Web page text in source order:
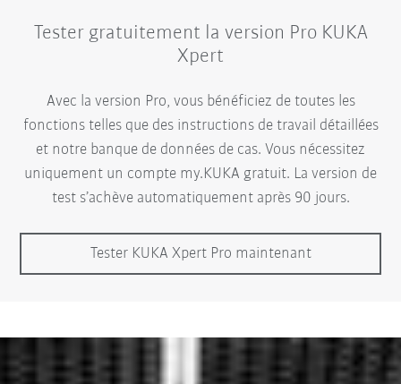
Tester gratuitement la version Pro KUKA
Xpert
Avec la version Pro, vous bénéficiez de toutes les
fonctions telles que des instructions de travail détaillées
et notre banque de données de cas. Vous nécessitez
uniquement un compte my.KUKA gratuit. La version de
test s’achève automatiquement après 90 jours.
Tester KUKA Xpert Pro maintenant